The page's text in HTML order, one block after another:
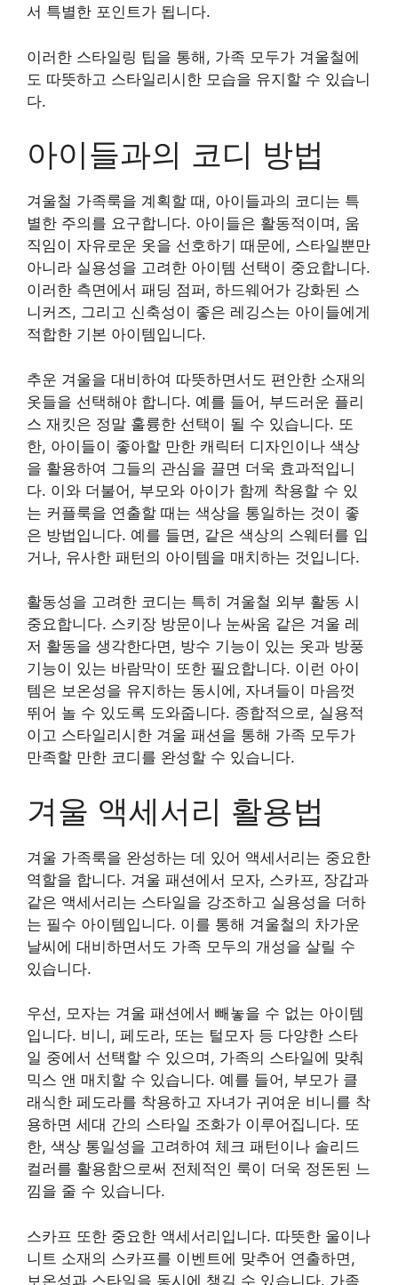
서 특별한 포인트가 됩니다.
이러한 스타일링 팁을 통해, 가족 모두가 겨울철에
도 따뜻하고 스타일리시한 모습을 유지할 수 있습니
다.
아이들과의 코디 방법
겨울철 가족룩을 계획할 때, 아이들과의 코디는 특
별한 주의를 요구합니다. 아이들은 활동적이며, 움
직임이 자유로운 옷을 선호하기 때문에, 스타일뿐만
아니라 실용성을 고려한 아이템 선택이 중요합니다.
이러한 측면에서 패딩 점퍼, 하드웨어가 강화된 스
니커즈, 그리고 신축성이 좋은 레깅스는 아이들에게
적합한 기본 아이템입니다.
추운 겨울을 대비하여 따뜻하면서도 편안한 소재의
옷들을 선택해야 합니다. 예를 들어, 부드러운 플리
스 재킷은 정말 훌륭한 선택이 될 수 있습니다. 또
한, 아이들이 좋아할 만한 캐릭터 디자인이나 색상
을 활용하여 그들의 관심을 끌면 더욱 효과적입니
다. 이와 더불어, 부모와 아이가 함께 착용할 수 있
는 커플룩을 연출할 때는 색상을 통일하는 것이 좋
은 방법입니다. 예를 들면, 같은 색상의 스웨터를 입
거나, 유사한 패턴의 아이템을 매치하는 것입니다.
활동성을 고려한 코디는 특히 겨울철 외부 활동 시
중요합니다. 스키장 방문이나 눈싸움 같은 겨울 레
저 활동을 생각한다면, 방수 기능이 있는 옷과 방풍
기능이 있는 바람막이 또한 필요합니다. 이런 아이
템은 보온성을 유지하는 동시에, 자녀들이 마음껏
뛰어 놀 수 있도록 도와줍니다. 종합적으로, 실용적
이고 스타일리시한 겨울 패션을 통해 가족 모두가
만족할 만한 코디를 완성할 수 있습니다.
겨울 액세서리 활용법
겨울 가족룩을 완성하는 데 있어 액세서리는 중요한
역할을 합니다. 겨울 패션에서 모자, 스카프, 장갑과
같은 액세서리는 스타일을 강조하고 실용성을 더하
는 필수 아이템입니다. 이를 통해 겨울철의 차가운
날씨에 대비하면서도 가족 모두의 개성을 살릴 수
있습니다.
우선, 모자는 겨울 패션에서 빼놓을 수 없는 아이템
입니다. 비니, 페도라, 또는 털모자 등 다양한 스타
일 중에서 선택할 수 있으며, 가족의 스타일에 맞춰
믹스 앤 매치할 수 있습니다. 예를 들어, 부모가 클
래식한 페도라를 착용하고 자녀가 귀여운 비니를 착
용하면 세대 간의 스타일 조화가 이루어집니다. 또
한, 색상 통일성을 고려하여 체크 패턴이나 솔리드
컬러를 활용함으로써 전체적인 룩이 더욱 정돈된 느
낌을 줄 수 있습니다.
스카프 또한 중요한 액세서리입니다. 따뜻한 울이나
니트 소재의 스카프를 이벤트에 맞추어 연출하면,
보온성과 스타일을 동시에 챙길 수 있습니다. 가족